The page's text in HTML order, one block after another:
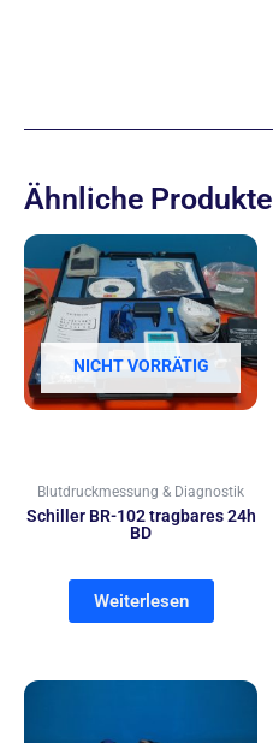
Ähnliche Produkte
NICHT VORRÄTIG
Blutdruckmessung & Diagnostik
Schiller BR-102 tragbares 24h
BD
Weiterlesen